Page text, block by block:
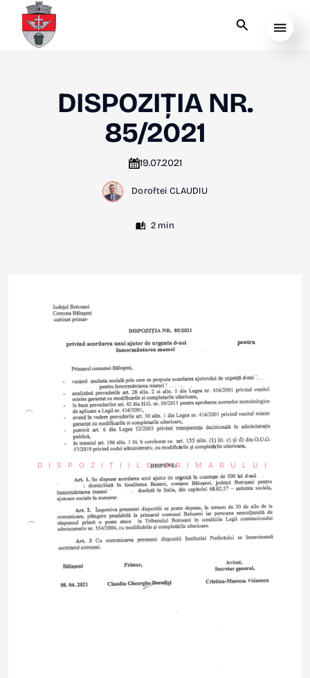
DISPOZIȚIA NR.
85/2021
19.07.2021
Doroftei CLAUDIU
2 min
DISPOZIȚIILE PRIMARULUI